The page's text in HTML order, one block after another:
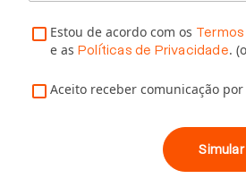
Estou de acordo com os
e as Políticas de Privacidade.
Aceito receber comunicação